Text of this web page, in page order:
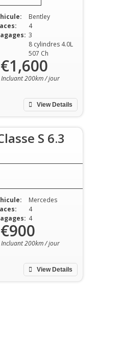
Bentley
4
3
8 cylindres 4.0L
507 Ch
View Details
€1,600
Incluant 200km / jour
S 6.3
Mercedes
4
4
View Details
€900
Incluant 200km / jour